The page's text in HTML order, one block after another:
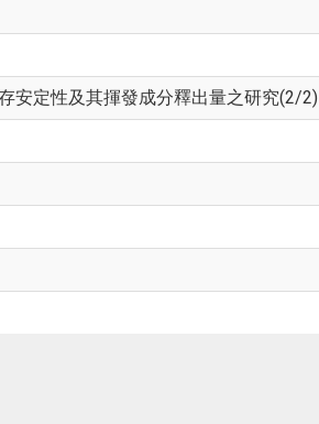
安定性及其揮發成分釋出量之研究(2/2)